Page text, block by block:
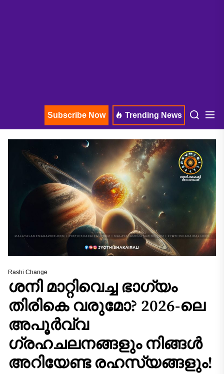
Subscribe Now Trending News
Rashi Change
ശനി മാറ്റിവെച്ച ഭാഗ്യം
തിരികെ വരുമോ? 2026-ലെ
അപൂർവ്വ
ഗ്രഹചലനങ്ങളും നിങ്ങൾ
അറിയേണ്ട രഹസ്യങ്ങളും!